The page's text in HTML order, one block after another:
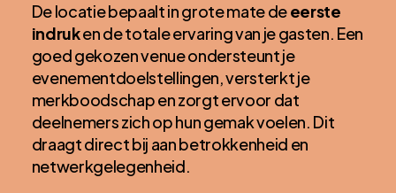
De locatie bepaalt in grote mate deeerste
indruken de totale ervaring van je gasten. Een
goed gekozen venue ondersteunt je
evenementdoelstellingen, versterkt je
merkboodschap en zorgt ervoor dat
deelnemers zich op hun gemak voelen. Dit
draagt direct bij aan betrokkenheid en
netwerkgelegenheid.